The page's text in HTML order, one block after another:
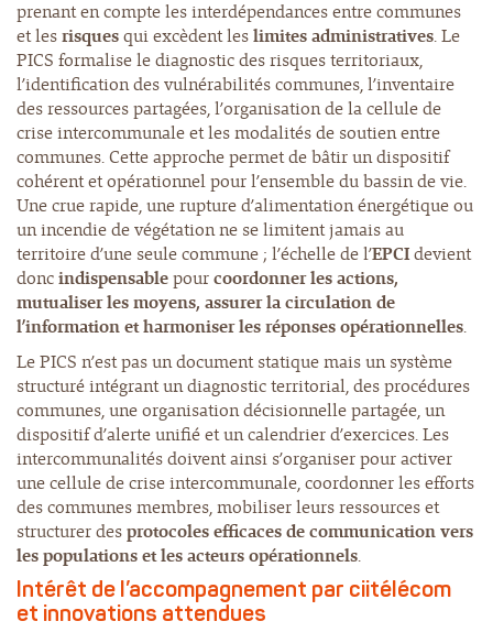
prenant en compte les interdépendances entre communes
et lesrisquesqui excèdent leslimites administratives. Le
PICS formalise le diagnostic des risques territoriaux,
l’identification des vulnérabilités communes, l’inventaire
des ressources partagées, l’organisation de la cellule de
crise intercommunale et les modalités de soutien entre
communes. Cette approche permet de bâtir un dispositif
cohérent et opérationnel pour l’ensemble du bassin de vie.
Une crue rapide, une rupture d’alimentation énergétique ou
un incendie de végétation ne se limitent jamais au
territoire d’une seule commune ; l’échelle de l’EPCIdevient
doncindispensablepourcoordonner les actions,
mutualiser les moyens, assurer la circulation de
l’information et harmoniser les réponses opérationnelles.
Le PICS n’est pas un document statique mais un système
structuré intégrant un diagnostic territorial, des procédures
communes, une organisation décisionnelle partagée, un
dispositif d’alerte unifié et un calendrier d’exercices. Les
intercommunalités doivent ainsi s’organiser pour activer
une cellule de crise intercommunale, coordonner les efforts
des communes membres, mobiliser leurs ressources et
structurer desprotocoles efficaces de communication vers
les populations et les acteurs opérationnels.
Intérêt de l’accompagnement par ciitélécom
et innovations attendues